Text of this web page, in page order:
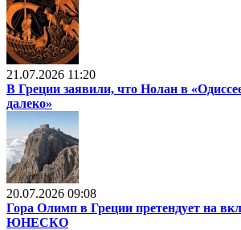
21.07.2026 11:20
В Греции заявили, что Нолан в
далеко»
20.07.2026 09:08
Гора Олимп в Греции претендует на
ЮНЕСКО